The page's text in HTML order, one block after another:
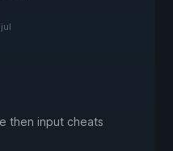
then input cheats